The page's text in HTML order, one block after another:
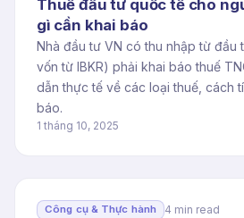
Thuế đầu tư quốc tế cho
gì cần khai báo
Nhà đầu tư VN có thu nhập từ đầu
vốn từ IBKR) phải khai báo thuế
dẫn thực tế về các loại thuế, cách
báo.
1 tháng 10, 2025
Công cụ & Thực hành 4 min read